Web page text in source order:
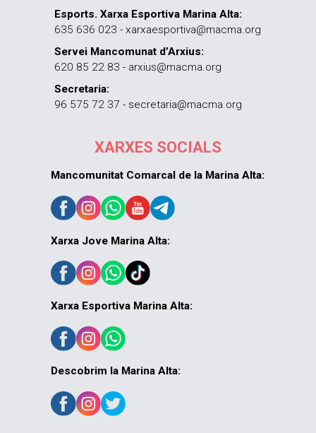
Esports. Xarxa Esportiva Marina Alta:
635 636 023 - xarxaesportiva@macma.org
Servei Mancomunat d’Arxius:
620 85 22 83 - arxius@macma.org
Secretaria:
96 575 72 37 - secretaria@macma.org
XARXES SOCIALS
Mancomunitat Comarcal de la Marina Alta:
Xarxa Jove Marina Alta:
Xarxa Esportiva Marina Alta:
Descobrim la Marina Alta: